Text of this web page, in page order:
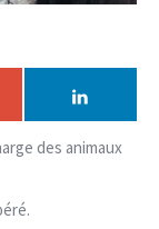
des animaux